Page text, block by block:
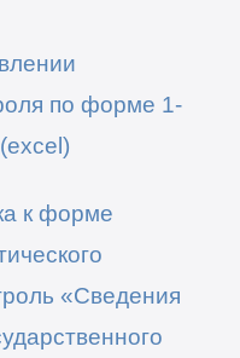
по форме 1-
к форме
«Сведения